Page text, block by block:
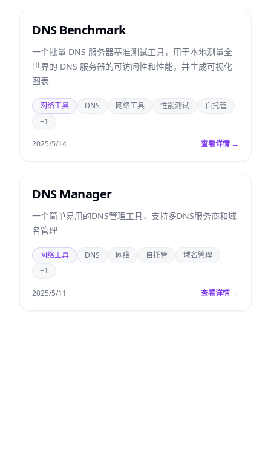
DNS Benchmark
一个批量 DNS 服务器基准测试工具，用于本地测量全
世界的 DNS 服务器的可访问性和性能，并生成可视化
图表
网络工具 DNS 网络工具 性能测试
自托管
+1
2025/5/14 查看详情 →
DNS Manager
一个简单易用的DNS管理工具，支持多DNS服务商和域
名管理
网络工具 DNS 网络 自托管
域名管理
+1
2025/5/11 查看详情 →